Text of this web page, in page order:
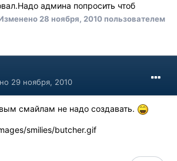
админа попросить чтоб
28 ноября, 2010пользователем
29 ноября, 2010
смайлам не надо создавать.
smilies/butcher.gif